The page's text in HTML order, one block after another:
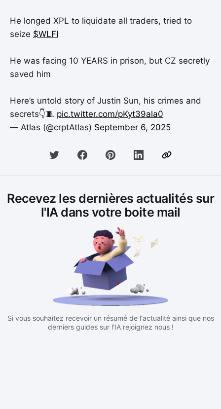
He longed XPL to liquidate all traders, tried to
seize $WLFI
He was facing 10 YEARS in prison, but CZ secretly
saved him
Here’s untold story of Justin Sun, his crimes and
secrets👇🧵 pic.twitter.com/pKyt39ala0
— Atlas (@crptAtlas) September 6, 2025
Recevez les dernières actualités sur
l'IA dans votre boite mail
Si vous souhaitez recevoir un résumé de l'actualité ainsi que nos
derniers guides sur l'IA rejoignez nous !